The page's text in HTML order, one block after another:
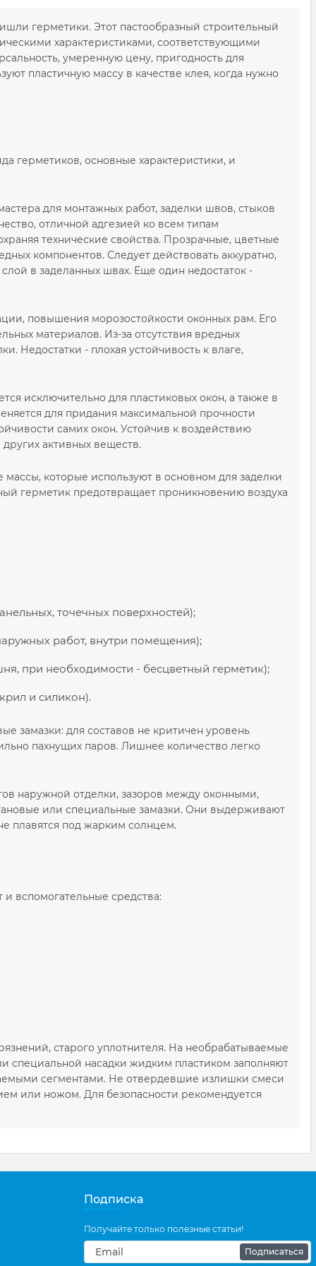
герметики. Этот пастообразный строительный
характеристиками, соответствующими
умеренную цену, пригодность для
пластичную массу в качестве клея, когда нужно
герметиков, основные характеристики, и
для монтажных работ, заделки швов, стыков
отличной адгезией ко всем типам
технические свойства. Прозрачные, цветные
компонентов. Следует действовать аккуратно,
в заделанных швах. Еще один недостаток -
повышения морозостойкости оконных рам. Его
материалов. Из-за отсутствия вредных
Недостатки - плохая устойчивость к влаге,
исключительно для пластиковых окон, а также в
для придания максимальной прочности
самих окон. Устойчив к воздействию
активных веществ.
которые используют в основном для заделки
герметик предотвращает проникновению воздуха
точечных поверхностей);
работ, внутри помещения);
при необходимости - бесцветный герметик);
и силикон).
замазки: для составов не критичен уровень
пахнущих паров. Лишнее количество легко
наружной отделки, зазоров между оконными,
или специальные замазки. Они выдерживают
плавятся под жарким солнцем.
вспомогательные средства:
старого уплотнителя. На необрабатываемые
специальной насадки жидким пластиком заполняют
сегментами. Не отвердевшие излишки смеси
или ножом. Для безопасности рекомендуется
Подписка
Получайте только полезные статьи!
Подписаться